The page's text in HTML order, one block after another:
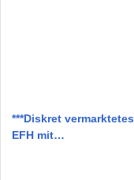
***Diskret
EFH mit…